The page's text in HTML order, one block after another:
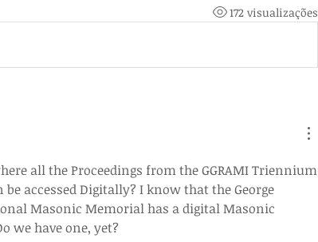
172 visualizações
all the Proceedings from the GGRAMI Triennium
be accessed Digitally? I know that the George
Masonic Memorial has a digital Masonic
we have one, yet?